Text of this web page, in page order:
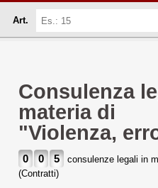
Art.
Consulenza
materia di
"Violenza,
0 0 5 consulenze legali in
(Contratti)